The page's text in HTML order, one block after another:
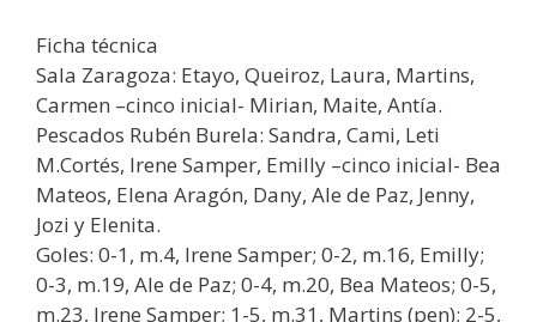
Ficha técnica
Sala Zaragoza: Etayo, Queiroz, Laura, Martins,
Carmen –cinco inicial- Mirian, Maite, Antía.
Pescados Rubén Burela: Sandra, Cami, Leti
M.Cortés, Irene Samper, Emilly –cinco inicial- Bea
Mateos, Elena Aragón, Dany, Ale de Paz, Jenny,
Jozi y Elenita.
Goles: 0-1, m.4, Irene Samper; 0-2, m.16, Emilly;
0-3, m.19, Ale de Paz; 0-4, m.20, Bea Mateos; 0-5,
m.23, Irene Samper; 1-5, m.31, Martins (pen); 2-5,